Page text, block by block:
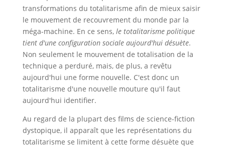
transformations du totalitarisme afin de mieux saisir
le mouvement de recouvrement du monde par la
méga-machine. En ce sens, le totalitarisme politique
tient d'une configuration sociale aujourd'hui désuète.
Non seulement le mouvement de totalisation de la
technique a perduré, mais, de plus, a revêtu
aujourd'hui une forme nouvelle. C'est donc un
totalitarisme d'une nouvelle mouture qu'il faut
aujourd'hui identifier.
Au regard de la plupart des films de science-fiction
dystopique, il apparaît que les représentations du
totalitarisme se limitent à cette forme désuète que